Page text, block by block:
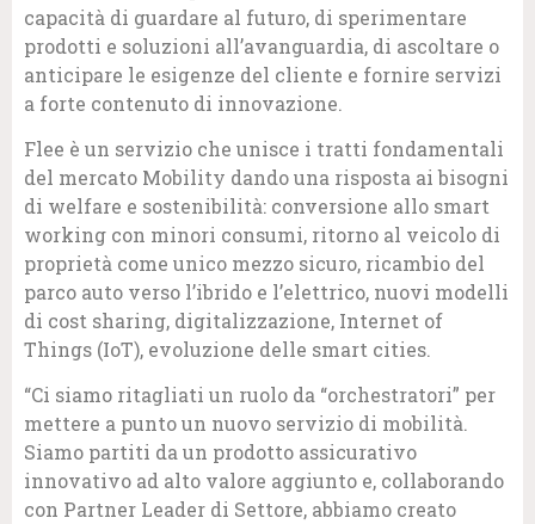
capacità di guardare al futuro, di sperimentare
prodotti e soluzioni all’avanguardia, di ascoltare o
anticipare le esigenze del cliente e fornire servizi
a forte contenuto di innovazione.
Flee è un servizio che unisce i tratti fondamentali
del mercato Mobility dando una risposta ai bisogni
di welfare e sostenibilità: conversione allo smart
working con minori consumi, ritorno al veicolo di
proprietà come unico mezzo sicuro, ricambio del
parco auto verso l’ibrido e l’elettrico, nuovi modelli
di cost sharing, digitalizzazione, Internet of
Things (IoT), evoluzione delle smart cities.
“Ci siamo ritagliati un ruolo da “orchestratori” per
mettere a punto un nuovo servizio di mobilità.
Siamo partiti da un prodotto assicurativo
innovativo ad alto valore aggiunto e, collaborando
con Partner Leader di Settore, abbiamo creato